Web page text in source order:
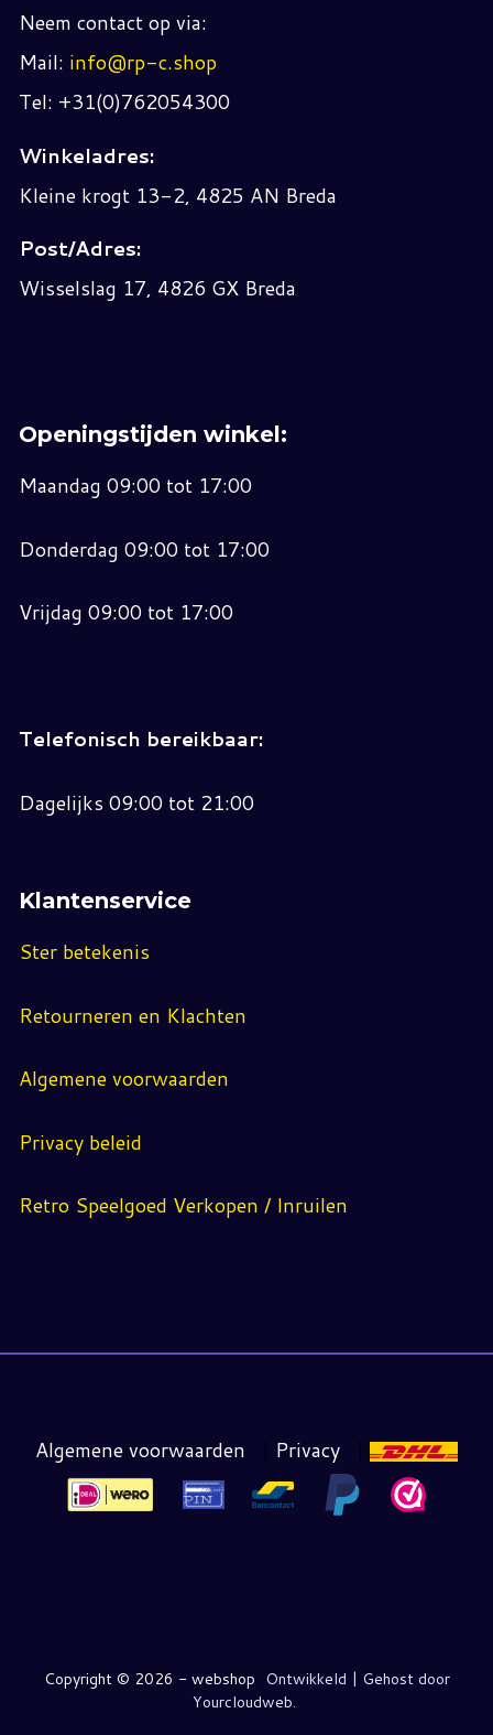
Neem contact op via:
Mail: info@rp-c.shop
Tel: +31(0)762054300
Winkeladres:
Kleine krogt 13-2, 4825 AN Breda
Post/Adres:
Wisselslag 17, 4826 GX Breda
Openingstijden winkel:
Maandag 09:00 tot 17:00
Donderdag 09:00 tot 17:00
Vrijdag 09:00 tot 17:00
Telefonisch bereikbaar:
Dagelijks 09:00 tot 21:00
Klantenservice
Ster betekenis
Retourneren en Klachten
Algemene voorwaarden
Privacy beleid
Retro Speelgoed Verkopen / Inruilen
Algemene voorwaarden | Privacy |
Copyright © 2026 - webshop Ontwikkeld | Gehost door
Yourcloudweb.